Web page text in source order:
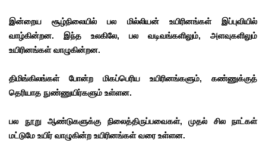
இன்றைய சூழ்நிலையில் பல மில்லியன் உயிரினங்கள் இப்புவியில்
வாழ்கின்றன. இந்த உலகிலே, பல வடிவங்களிலும், அளவுகளிலும்
உயிரினங்கள் வாழுகின்றன.
திமிங்கிலங்கள் போன்ற மிகப்பெரிய உயிரினங்களும், கண்ணுக்குத்
தெரியாத நுண்ணுயிர்களும் உள்ளன.
பல நூறு ஆண்டுகளுக்கு நிலைத்திருப்பவைகள், முதல் சில நாட்கள்
மட்டுமே உயிர் வாழுகின்ற உயிரினங்கள் வரை உள்ளன.